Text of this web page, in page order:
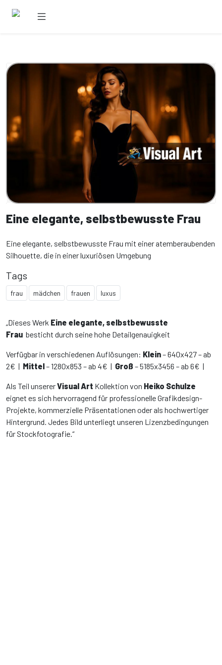
Eine elegante, selbstbewusste Frau
Eine elegante, selbstbewusste Frau mit einer atemberaubenden
Silhouette, die in einer luxuriösen Umgebung
Tags
frau mädchen frauen luxus
„Dieses Werk Eine elegante, selbstbewusste
Frau besticht durch seine hohe Detailgenauigkeit
Verfügbar in verschiedenen Auflösungen: Klein– 640x427 – ab
2€ | Mittel– 1280x853 – ab 4€ | Groß – 5185x3456 – ab 6€ |
Als Teil unsererVisual Art Kollektion von Heiko Schulze
eignet es sich hervorragend für professionelle Grafikdesign-
Projekte, kommerzielle Präsentationen oder als hochwertiger
Hintergrund. Jedes Bild unterliegt unseren Lizenzbedingungen
für Stockfotografie.“